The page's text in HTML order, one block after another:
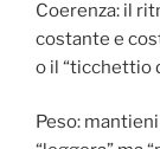
Coerenza: il
costante e
o il “ticchettio
Peso: